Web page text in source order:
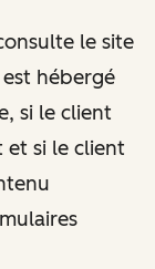
le site
hébergé
si le client
et si le client